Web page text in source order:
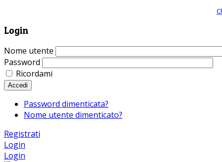
Login
Nome utente
Password
Ricordami
Accedi
Password dimenticata?
Nome utente dimenticato?
Registrati
Login
Login